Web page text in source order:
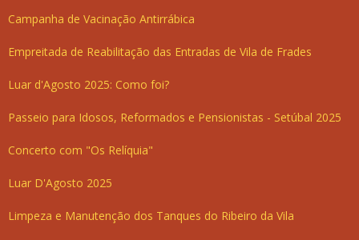
Campanha de Vacinação Antirrábica
Empreitada de Reabilitação das Entradas de Vila de Frades
Luar d'Agosto 2025: Como foi?
Passeio para Idosos, Reformados e Pensionistas - Setúbal 2025
Concerto com "Os Relíquia"
Luar D'Agosto 2025
Limpeza e Manutenção dos Tanques do Ribeiro da Vila